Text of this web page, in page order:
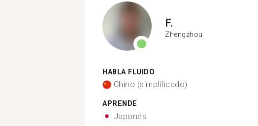
F.
Zhengzhou
HABLA FLUIDO
Chino (simplificado)
APRENDE
Japonés